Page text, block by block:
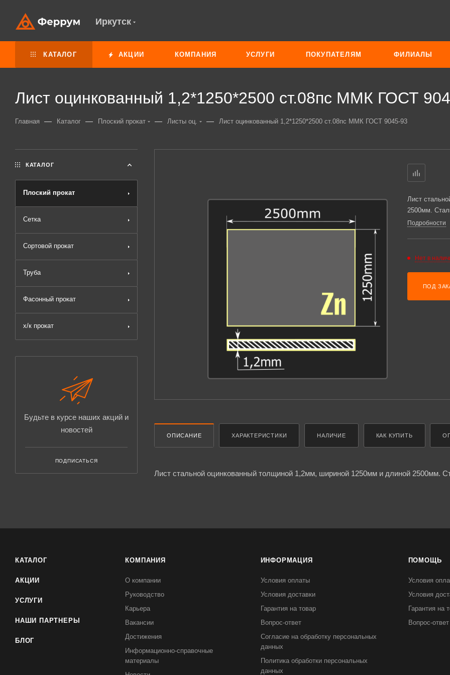
Иркутск
КАТАЛОГ АКЦИИ КОМПАНИЯ УСЛУГИ ПОКУПАТЕЛЯМ ФИЛИАЛЫ
Лист оцинкованный 1,2*1250*2500 ст.08пс ММК ГОСТ
Главная — Каталог — Плоский прокат — Листы оц. — Лист оцинкованный 1,2*1250*2500 ст.08пс ММК ГОСТ 9045-93
Лист
2500мм.
Подробности
Нет в
ПОД
ОПИСАНИЕ ХАРАКТЕРИСТИКИ НАЛИЧИЕ КАК КУПИТЬ
Лист стальной оцинкованный толщиной 1,2мм, шириной 1250мм и длиной 2500мм.
КАТАЛОГ
Плоский прокат
Сетка
Сортовой прокат
Труба
Фасонный прокат
х/к прокат
Будьте в курсе наших акций и
новостей
ПОДПИСАТЬСЯ
КАТАЛОГ
АКЦИИ
УСЛУГИ
НАШИ ПАРТНЕРЫ
БЛОГ
КОМПАНИЯ
О компании
Руководство
Карьера
Вакансии
Достижения
Информационно-справочные
материалы
ИНФОРМАЦИЯ
Условия оплаты
Условия доставки
Гарантия на товар
Вопрос-ответ
Согласие на обработку персональных
данных
Политика обработки персональных
данных
ПОМОЩЬ
Условия
Условия
Гарантия на
Вопрос-ответ